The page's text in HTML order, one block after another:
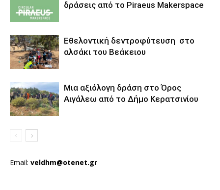
δράσεις από τo Piraeus Makerspace
Eθελοντική δεντροφύτευση στο
αλσάκι του Βεάκειου
Μια αξιόλογη δράση στο Όρος
Αιγάλεω από το Δήμο Κερατσινίου
Email: veldhm@otenet.gr